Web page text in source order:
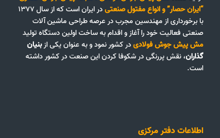
“ایران حصار”وانواع مفتول صنعتی
در ایران است که از سال ۱۳۷۷
با برخورداری از مهندسین مجرب در عرصه طراحی ماشین آلات
صنعتی فعالیت خود را آغاز و اقدام به ساخت اولین دستگاه تولید
مش پیش جوش فولادیدر کشور نمود و به عنوان یکی ازبنیان
گذاران، نقش پررنگی در شکوفا کردن این صنعت در کشور داشته
است.
اطلاعات دفتر مرکزی